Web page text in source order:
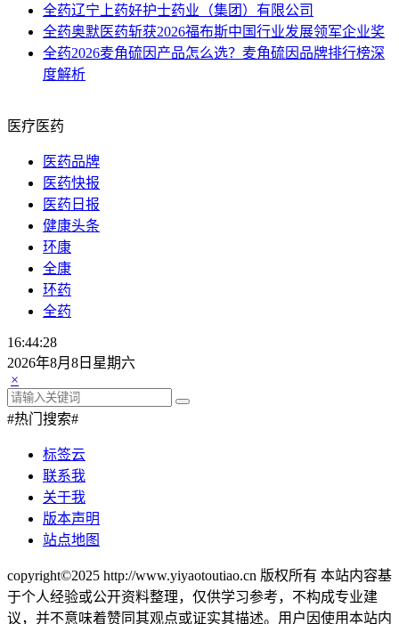
全药辽宁上药好护士药业（集团）有限公司
全药奥默医药斩获2026福布斯中国行业发展领军企业奖
全药2026麦角硫因产品怎么选？麦角硫因品牌排行榜深
度解析
医疗医药
医药品牌
医药快报
医药日报
健康头条
环康
全康
环药
全药
16:44:29
2026年8月8日星期六
×
#热门搜索#
标签云
联系我
关于我
版本声明
站点地图
copyright©2025 http://www.yiyaotoutiao.cn 版权所有 本站内容基
于个人经验或公开资料整理，仅供学习参考，不构成专业建
议，并不意味着赞同其观点或证实其描述。用户因使用本站内